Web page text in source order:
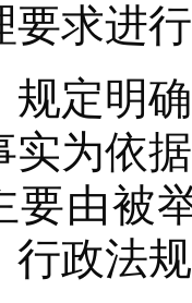
要求进
明确
实为依
要由被
行政法